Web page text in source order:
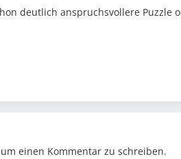
deutlich anspruchsvollere Puzzle
um einen Kommentar zu schreiben.